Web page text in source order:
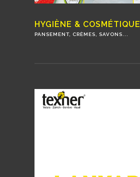
HYGIÈNE & COSMÉTIQUE
PANSEMENT, CRÈMES, SAVONS...